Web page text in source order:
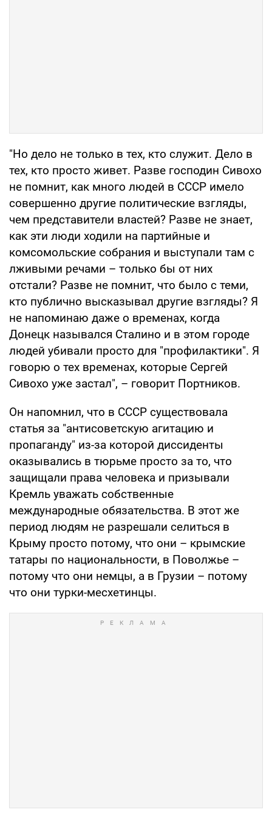
"Но дело не только в тех, кто служит. Дело в
тех, кто просто живет. Разве господин Сивохо
не помнит, как много людей в СССР имело
совершенно другие политические взгляды,
чем представители властей? Разве не знает,
как эти люди ходили на партийные и
комсомольские собрания и выступали там с
лживыми речами – только бы от них
отстали? Разве не помнит, что было с теми,
кто публично высказывал другие взгляды? Я
не напоминаю даже о временах, когда
Донецк назывался Сталино и в этом городе
людей убивали просто для "профилактики". Я
говорю о тех временах, которые Сергей
Сивохо уже застал", – говорит Портников.
Он напомнил, что в СССР существовала
статья за "антисоветскую агитацию и
пропаганду" из-за которой диссиденты
оказывались в тюрьме просто за то, что
защищали права человека и призывали
Кремль уважать собственные
международные обязательства. В этот же
период людям не разрешали селиться в
Крыму просто потому, что они – крымские
татары по национальности, в Поволжье –
потому что они немцы, а в Грузии – потому
что они турки-месхетинцы.